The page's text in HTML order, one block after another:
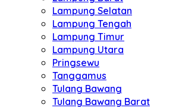
Lampung Selatan
Lampung Tengah
Lampung Timur
Lampung Utara
Pringsewu
Tanggamus
Tulang Bawang
Tulang Bawang Barat